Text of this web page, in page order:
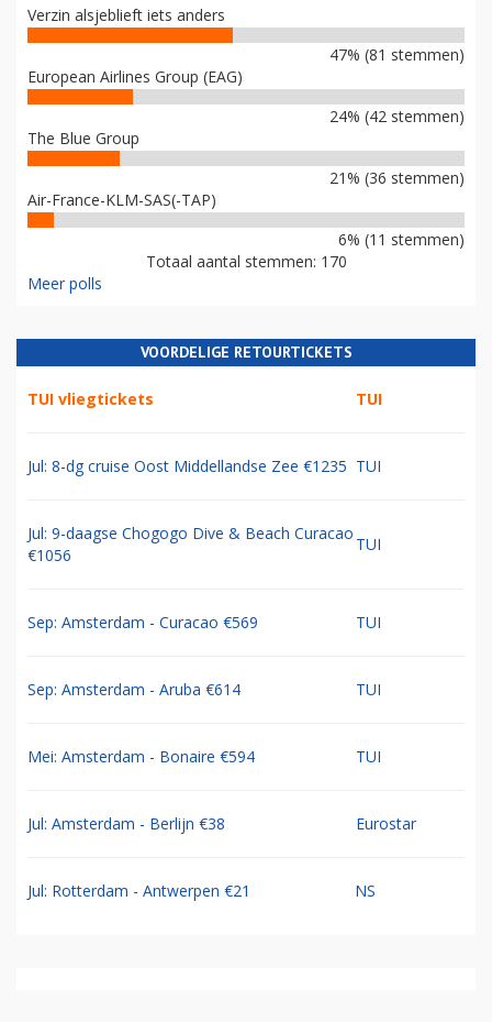
Verzin alsjeblieft iets anders
47% (81 stemmen)
European Airlines Group (EAG)
24% (42 stemmen)
The Blue Group
21% (36 stemmen)
Air-France-KLM-SAS(-TAP)
6% (11 stemmen)
Totaal aantal stemmen: 170
Meer polls
VOORDELIGE RETOURTICKETS
TUI vliegtickets TUI
Jul: 8-dg cruise Oost Middellandse Zee €1235 TUI
Jul: 9-daagse Chogogo Dive & Beach Curacao
€1056
TUI
Sep: Amsterdam - Curacao €569 TUI
Sep: Amsterdam - Aruba €614 TUI
Mei: Amsterdam - Bonaire €594 TUI
Jul: Amsterdam - Berlijn €38 Eurostar
Jul: Rotterdam - Antwerpen €21 NS